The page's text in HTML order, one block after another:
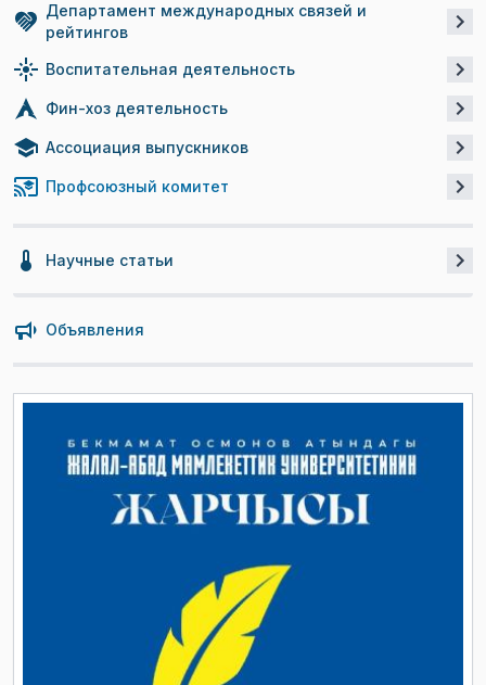
Департамент международных связей и
рейтингов
Воспитательная деятельность
Фин-хоз деятельность
Ассоциация выпускников
Профсоюзный комитет
Научные статьи
Объявления